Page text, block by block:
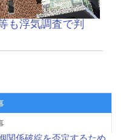
も浮気調査で判